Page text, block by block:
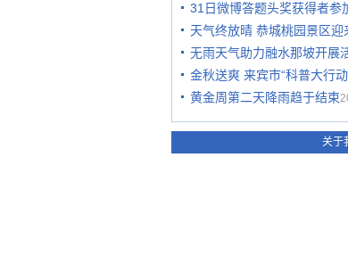
31日微博答题头奖获得者参
天气终放晴 恭城桃园景区迎
无雨天气助力融水那坡开展
金秋送爽 来宾市“科普大行
黄金周第二天降雨趋于结束
关于